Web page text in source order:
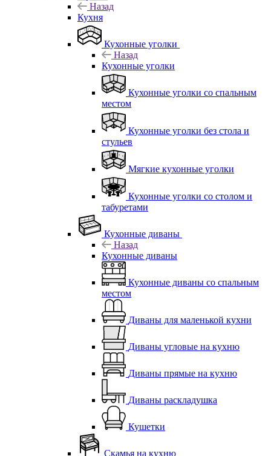
Назад
Кухня
Кухонные уголки
Назад
Кухонные уголки
Кухонные уголки со спальным
местом
Кухонные уголки без стола и
стульев
Мягкие кухонные уголки
Кухонные уголки со столом и
табуретами
Кухонные диваны
Назад
Кухонные диваны
Кухонные диваны со спальным
местом
Диваны для маленькой кухни
Диваны угловые на кухню
Диваны прямые на кухню
Диваны раскладушка
Кушетки
Скамья на кухню